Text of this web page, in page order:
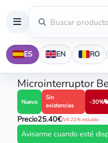
ES EN RO
Microinterruptor
Nuevo
Sin
existencias
-30%
Precio25.40€IVA 21% incluido
Avisarme cuando esté